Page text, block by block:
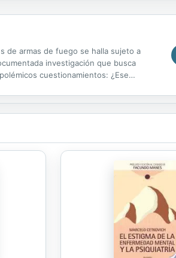
de armas de fuego se halla sujeto a
investigación que busca
cuestionamientos: ¿Ese